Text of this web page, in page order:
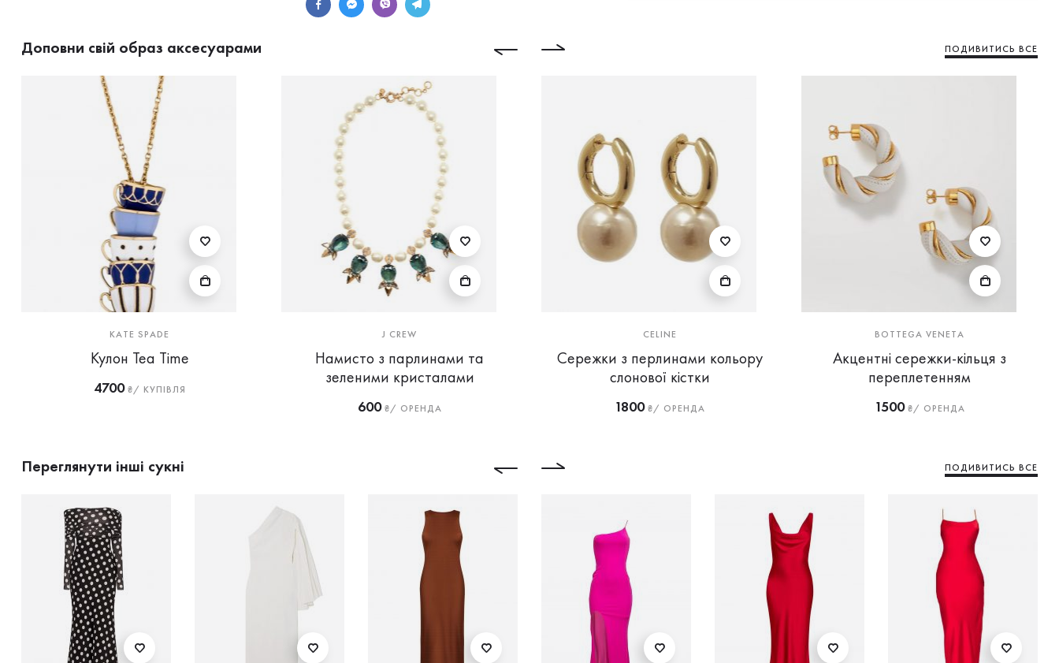
Доповни свій образ аксесуарами ПОДИВИТИСЬ ВСЕ
KATE SPADE
Кулон Tea Time
4700₴/ КУПІВЛЯ
J CREW
Намисто з парлинами та
зеленими кристалами
600₴/ ОРЕНДА
CELINE
Сережки з перлинами кольору
слонової кістки
1800₴/ ОРЕНДА
BOTTEGA VENETA
Акцентні сережки-кільця з
переплетенням
1500₴/ ОРЕНДА
Переглянути інші сукні ПОДИВИТИСЬ ВСЕ